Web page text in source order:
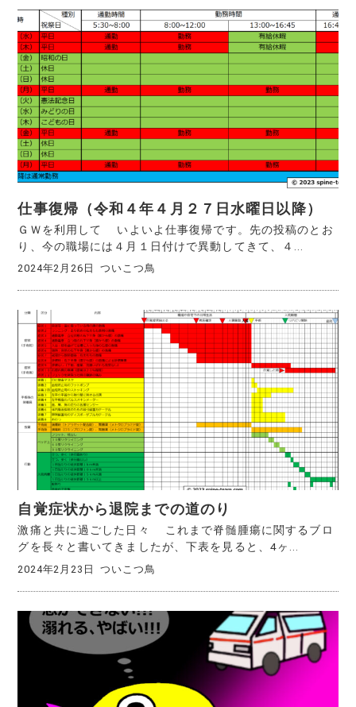
仕事復帰（令和４年４月２７日水曜日以降）
ＧＷを利用して いよいよ仕事復帰です。先の投稿のとお
り、今の職場には４月１日付けで異動してきて、４...
2024年2月26日 ついこつ鳥
自覚症状から退院までの道のり
激痛と共に過ごした日々 これまで脊髄腫瘍に関するブロ
グを長々と書いてきましたが、下表を見ると、4ヶ...
2024年2月23日 ついこつ鳥